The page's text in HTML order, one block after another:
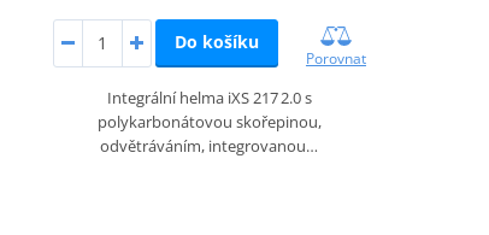
Do košíku
Porovnat
Integrální helma iXS 217 2.0 s
polykarbonátovou skořepinou,
odvětráváním, integrovanou…